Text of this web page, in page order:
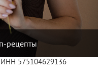
рецепты
575104629136